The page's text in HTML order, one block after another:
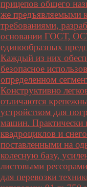
прицепов общего
же предъявляемыми
требованиями,
основании ГОСТ,
единообразных
Каждый из них
безопасное
определенном
Конструктивно
отличаются
устройством для
машин. Практически
квадроциклов и
поставленными на
колесную базу,
листовыми
для перевозки